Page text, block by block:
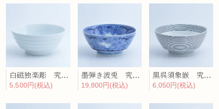
白磁独楽彫 究極のラーメン鉢
5,500円(税込)
墨弾き波兎 究極のラーメン鉢
19,800円(税込)
黒呉須象嵌 究極のラーメン鉢
6,050円(税込)